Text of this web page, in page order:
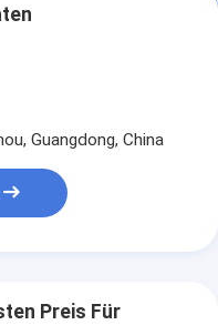
Guangdong, China
Preis Für